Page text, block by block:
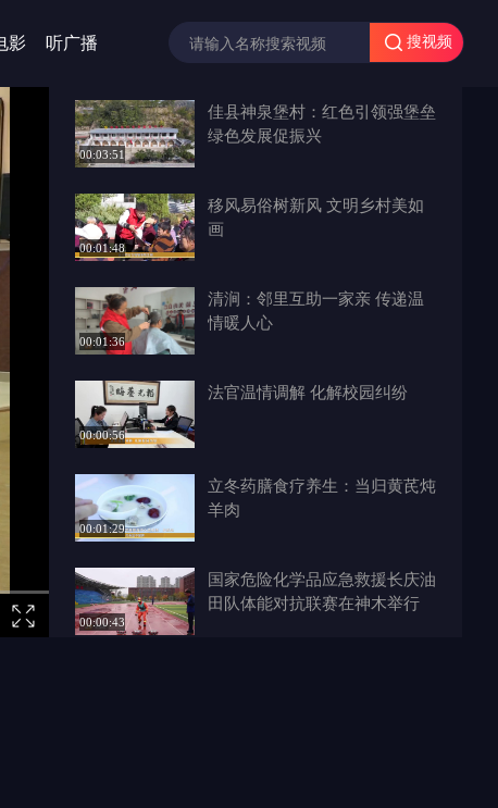
影 听广播 搜视频
00:03:51
佳县神泉堡村：红色引领强堡垒
绿色发展促振兴
00:01:48
移风易俗树新风 文明乡村美如
画
00:01:36
清涧：邻里互助一家亲 传递温
情暖人心
00:00:56
法官温情调解 化解校园纠纷
00:01:29
立冬药膳食疗养生：当归黄芪炖
羊肉
00:00:43
国家危险化学品应急救援长庆油
田队体能对抗联赛在神木举行